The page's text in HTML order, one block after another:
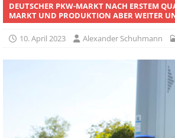
Sommer 2026 – ein
Grasse
DEUTSCHER PKW-MARKT NACH ERSTEM
MARKT UND PRODUKTION ABER WEITER
10. April 2023 Alexander Schuhmann